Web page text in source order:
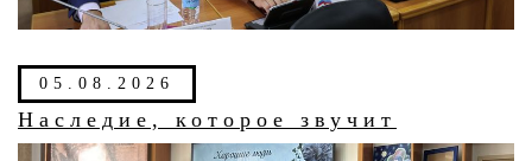
05.08.2026
Наследие, которое звучит